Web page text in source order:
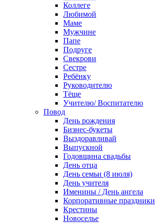
Коллеге
Любимой
Маме
Мужчине
Папе
Подруге
Свекрови
Сестре
Ребёнку
Руководителю
Тёще
Учителю/ Воспитателю
Повод
День рождения
Бизнес-букеты
Выздоравливай
Выпускной
Годовщина свадьбы
День отца
День семьи (8 июля)
День учителя
Именины / День ангела
Корпоративные праздники
Крестины
Новоселье